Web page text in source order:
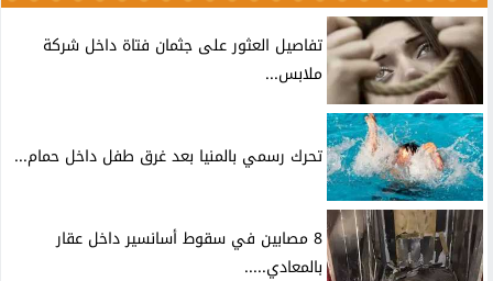
تفاصيل العثور على جثمان فتاة داخل شركة
ملابس...
تحرك رسمي بالمنيا بعد غرق طفل داخل حمام...
8 مصابين في سقوط أسانسير داخل عقار
بالمعادي.....